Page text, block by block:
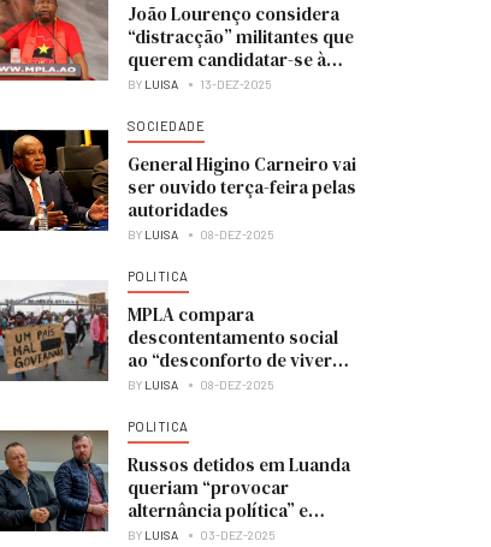
João Lourenço considera
“distracção” militantes que
querem candidatar-se à
liderança do MPLA
BY LUISA 13-DEZ-2025
SOCIEDADE
General Higino Carneiro vai
ser ouvido terça-feira pelas
autoridades
BY LUISA 08-DEZ-2025
POLITICA
MPLA compara
descontentamento social
ao “desconforto de viver
numa casa em obras”
BY LUISA 08-DEZ-2025
POLITICA
Russos detidos em Luanda
queriam “provocar
alternância política” e
colocar UNITA no poder
BY LUISA 03-DEZ-2025